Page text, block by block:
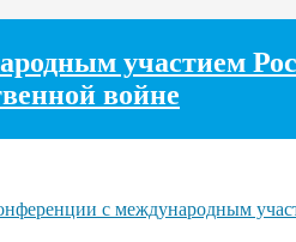
участием
войне
с международным